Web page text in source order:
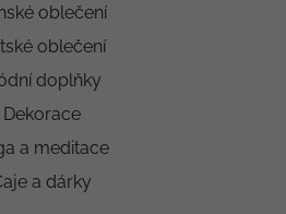
oblečení
oblečení
doplňky
Dekorace
a meditace
a dárky